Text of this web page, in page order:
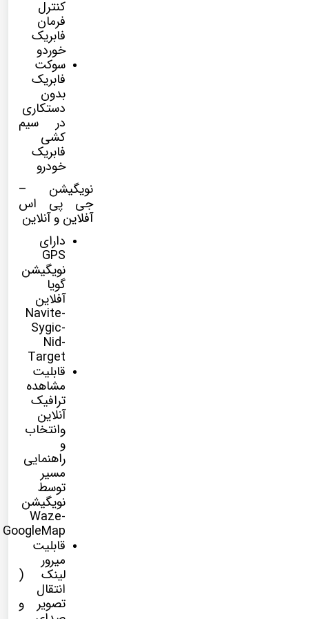
کنترل
فرمان
فابریک
خوردو
سوکت
فابریک
بدون
دستکاری
در سیم
کشی
فابریک
خودرو
نویگیشن –
جی پی اس
آفلاین و آنلاین
دارای
GPS
نویگیشن
گویا
آفلاین
Navite-
Sygic-
Nid-
Target
قابلیت
مشاهده
ترافیک
آنلاین
وانتخاب
و
راهنمایی
مسیر
توسط
نویگیشن
Waze-
GoogleMap
قابلیت
میرور
لینک (
انتقال
تصویر و